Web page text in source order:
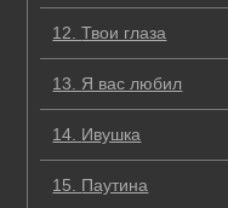
12.Твои глаза
13. Я вас любил
14. Ивушка
15. Паутина